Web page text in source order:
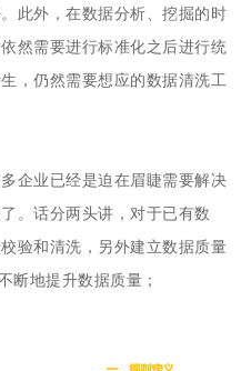
此外，在数据分析、挖掘的时
然需要进行标准化之后进行统
，仍然需要想应的数据清洗工
企业已经是迫在眉睫需要解决
。话分两头讲，对于已有数
验和清洗，另外建立数据质量
断地提升数据质量；